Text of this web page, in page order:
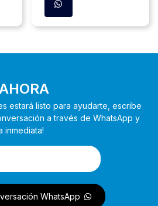
estará listo para ayudarte, escribe
a través de WhatsApp y
inmediata!
WhatsApp